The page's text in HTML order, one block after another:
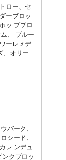
ロー、セ
ーブロッ
ッ プブロ
、 ブルー
ーレメデ
、オリー
バーク、
シード、
レ ンデュ
ンクブロッ